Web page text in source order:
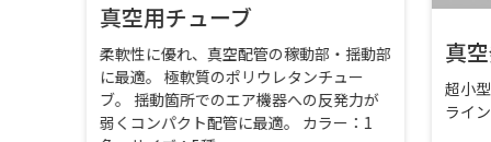
真空用チューブ
柔軟性に優れ、真空配管の稼動部・揺動部
に最適。 極軟質のポリウレタンチュー
ブ。 揺動箇所でのエア機器への反発力が
弱くコンパクト配管に最適。 カラー：1
真
超小
ライ